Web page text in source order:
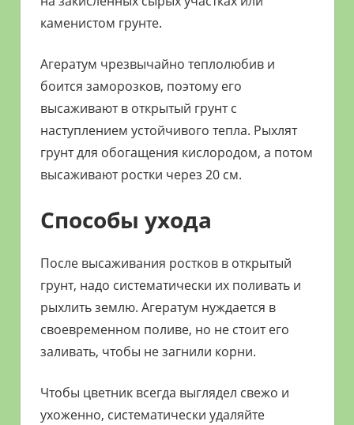
каменистом грунте.
Агератум чрезвычайно теплолюбив и
боится заморозков, поэтому его
высаживают в открытый грунт с
наступлением устойчивого тепла. Рыхлят
грунт для обогащения кислородом, а потом
высаживают ростки через 20 см.
Способы ухода
После высаживания ростков в открытый
грунт, надо систематически их поливать и
рыхлить землю. Агератум нуждается в
своевременном поливе, но не стоит его
заливать, чтобы не загнили корни.
Чтобы цветник всегда выглядел свежо и
ухоженно, систематически удаляйте